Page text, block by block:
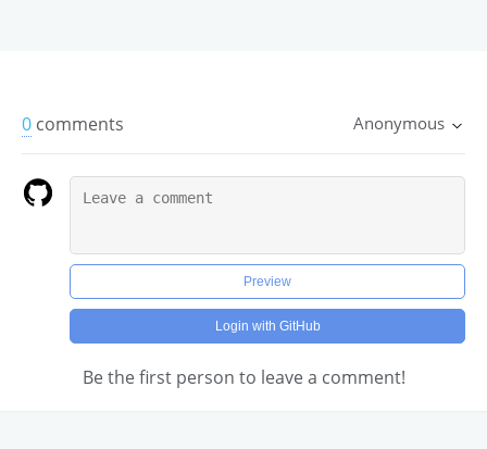
0 comments Anonymous
Preview
Login with GitHub
Be the first person to leave a comment!